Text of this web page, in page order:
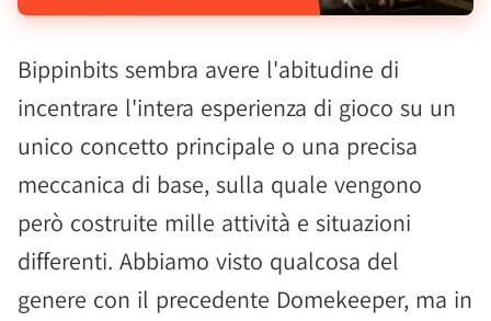
Bippinbits sembra avere l'abitudine di
incentrare l'intera esperienza di gioco su un
unico concetto principale o una precisa
meccanica di base, sulla quale vengono
però costruite mille attività e situazioni
differenti. Abbiamo visto qualcosa del
genere con il precedente Domekeeper, ma in